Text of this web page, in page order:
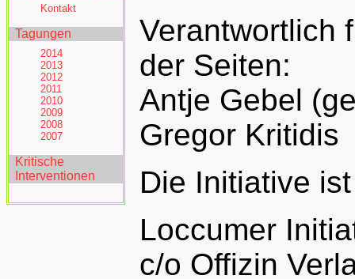
Kontakt
Tagungen
2014
2013
2012
2011
2010
2009
2008
2007
Kritische
Interventionen
Verantwortlich
der Seiten:
Antje Gebel
Gregor Kritidis
Die Initiative
Loccumer
c/o Offizin